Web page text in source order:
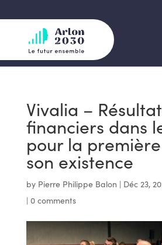
Vivalia –
financiers dans
pour la
son existence
by Pierre Philippe Balon | Déc 23,
| 0 comments